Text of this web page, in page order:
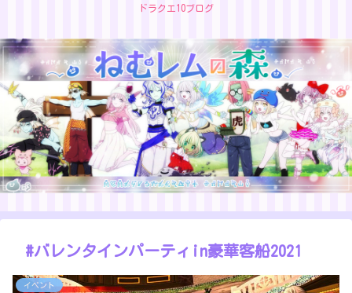
ドラクエ10ブログ
#バレンタインパーティin豪華客船2021
イベント